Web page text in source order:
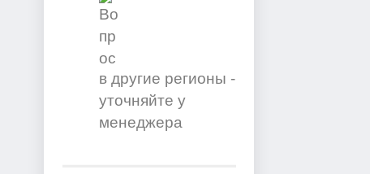
в другие регионы -
уточняйте у
менеджера